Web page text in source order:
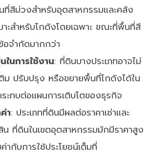
สีม่วงสำหรับอุตสาหกรรมและคลัง
าะสำหรับโกดังโดยเฉพาะ ขณะที่พื้นที่สี
จำกัดมากกว่า
นการใช้งาน: ที่ดินบางประเภทอาจไม่
ม ปรับปรุง หรือขยายพื้นที่โกดังได้ใน
ะทบต่อแผนการเติบโตของธุรกิจ
า: ประเภทที่ดินมีผลต่อราคาเช่าและ
ที่ดินในเขตอุตสาหกรรมมักมีราคาสูง
กับการใช้ประโยชน์เต็มที่